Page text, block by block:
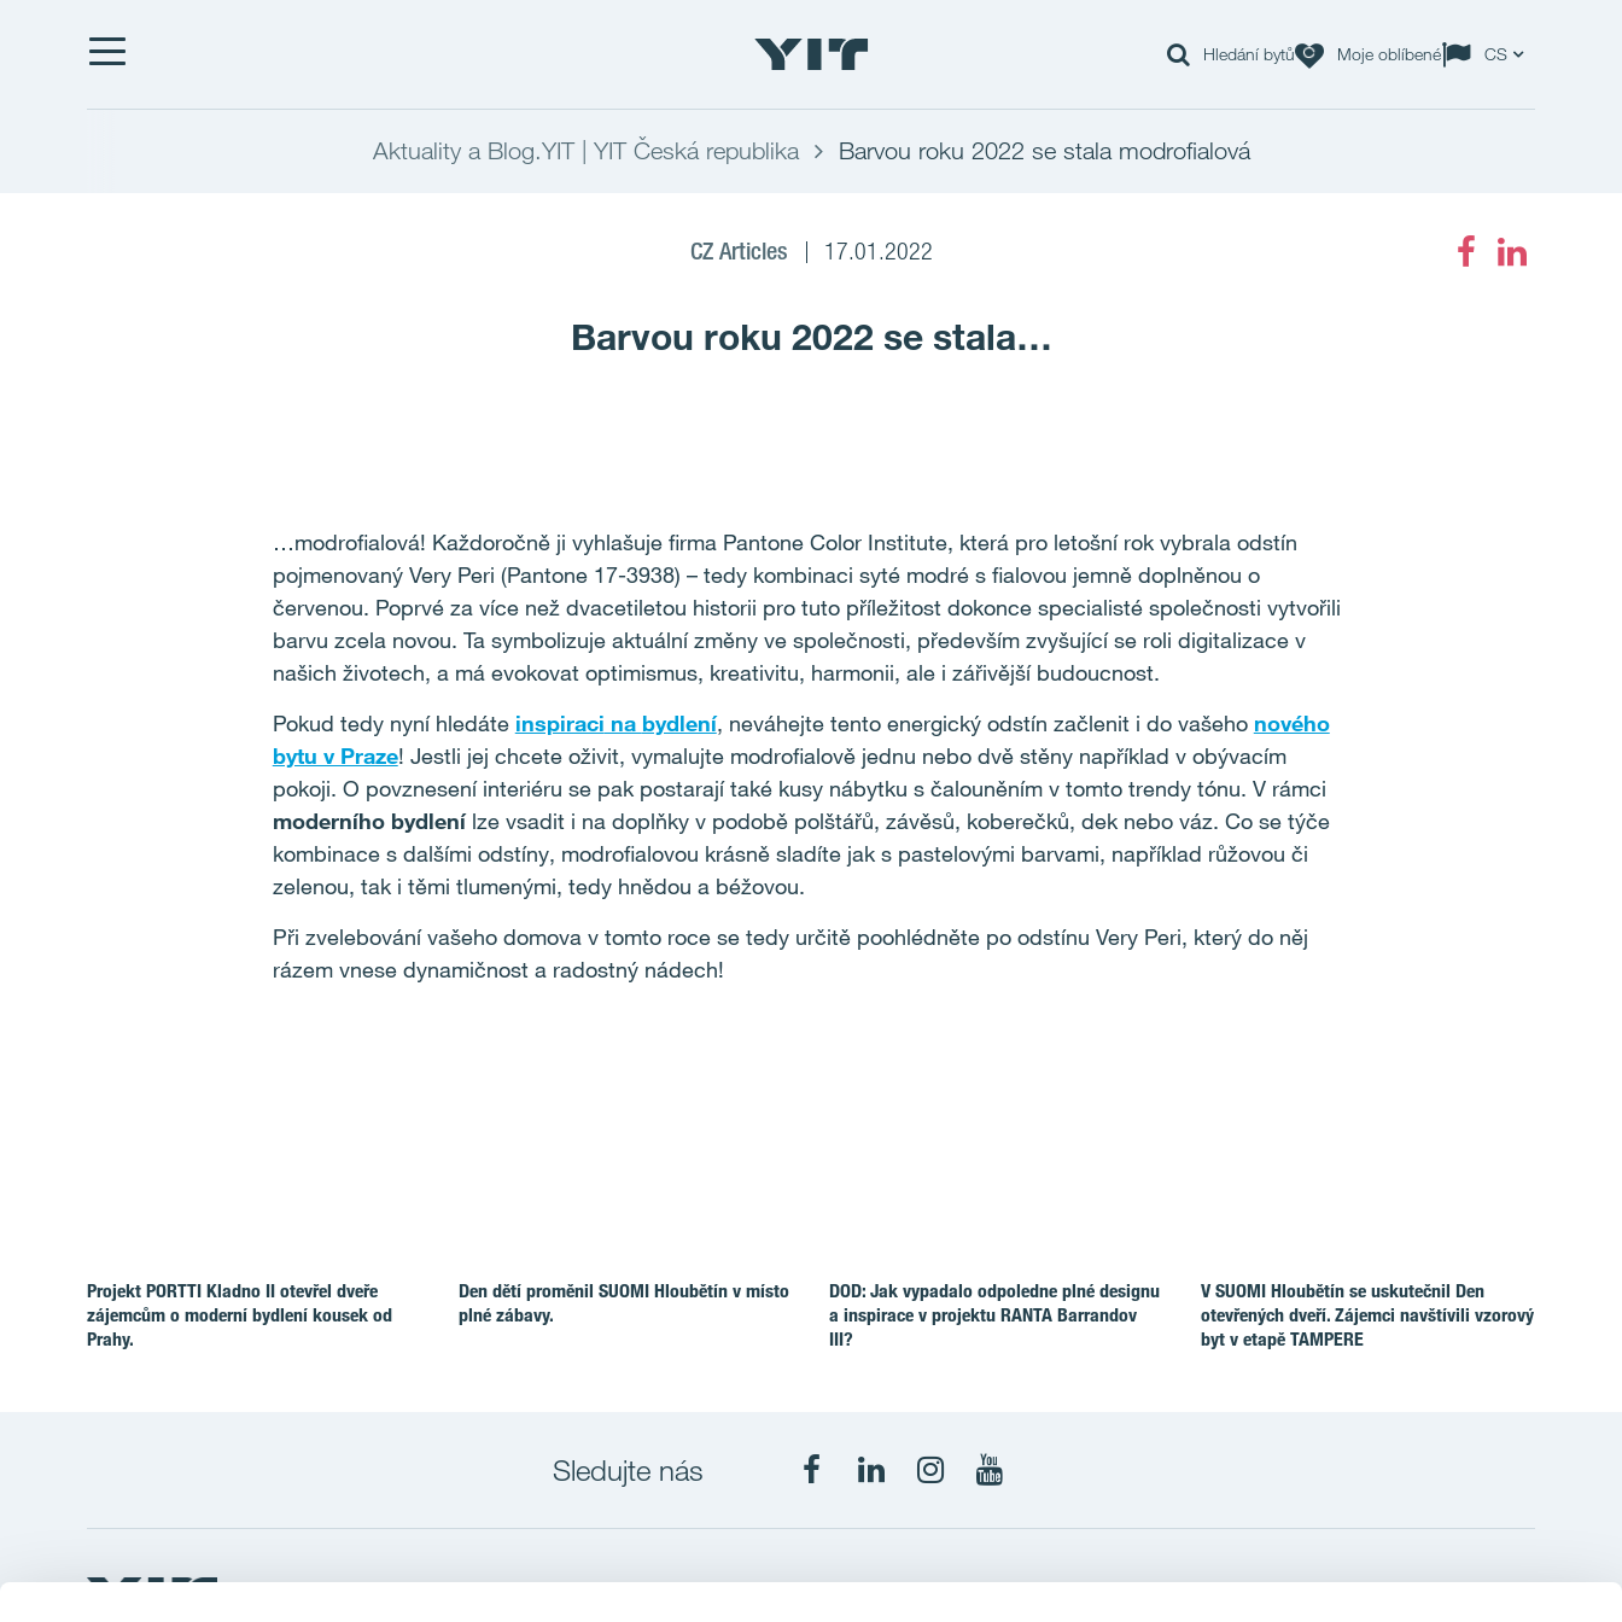
Hledání bytů Moje oblíbené CS
Aktuality a Blog.YIT | YIT Česká republika Barvou roku 2022 se stala modrofialová
CZ Articles 17.01.2022
Barvou roku 2022 se stala…
…modrofialová! Každoročně ji vyhlašuje firma Pantone Color Institute, která pro letošní rok vybrala odstín
pojmenovaný Very Peri (Pantone 17-3938) – tedy kombinaci syté modré s fialovou jemně doplněnou o
červenou. Poprvé za více než dvacetiletou historii pro tuto příležitost dokonce specialisté společnosti vytvořili
barvu zcela novou. Ta symbolizuje aktuální změny ve společnosti, především zvyšující se roli digitalizace v
našich životech, a má evokovat optimismus, kreativitu, harmonii, ale i zářivější budoucnost.
Pokud tedy nyní hledáte inspiraci na bydlení, neváhejte tento energický odstín začlenit i do vašeho nového
bytu v Praze! Jestli jej chcete oživit, vymalujte modrofialově jednu nebo dvě stěny například v obývacím
pokoji. O povznesení interiéru se pak postarají také kusy nábytku s čalouněním v tomto trendy tónu. V rámci
moderního bydlenílze vsadit i na doplňky v podobě polštářů, závěsů, koberečků, dek nebo váz. Co se týče
kombinace s dalšími odstíny, modrofialovou krásně sladíte jak s pastelovými barvami, například růžovou či
zelenou, tak i těmi tlumenými, tedy hnědou a béžovou.
Při zvelebování vašeho domova v tomto roce se tedy určitě poohlédněte po odstínu Very Peri, který do něj
rázem vnese dynamičnost a radostný nádech!
Projekt PORTTI Kladno II otevřel dveře
zájemcům o moderní bydlení kousek od
Prahy.
Den dětí proměnil SUOMI Hloubětín v místo
plné zábavy.
DOD: Jak vypadalo odpoledne plné designu
a inspirace v projektu RANTA Barrandov
III?
V SUOMI Hloubětín se uskutečnil Den
otevřených dveří. Zájemci navštívili vzorový
byt v etapě TAMPERE
Sledujte nás
Odkazy Projekty YIT Czechia s.r.o.